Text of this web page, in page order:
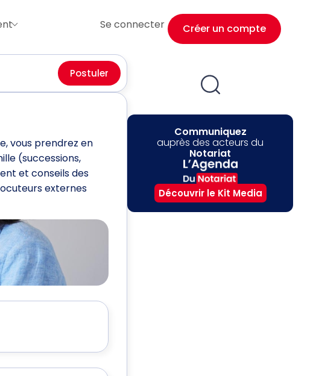
Se connecter Créer un compte
Postuler
vous prendrez en
(successions,
et conseils des
externes
Communiquez
auprès des acteurs du
Notariat
Découvrir le Kit Media